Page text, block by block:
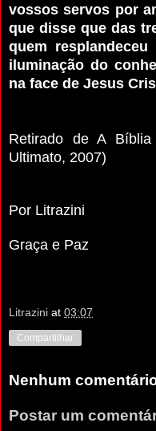
vossos servos por
que disse que das
quem
iluminação do
na face de Jesus
Retirado de A
Ultimato, 2007)
Por Litrazini
Graça e Paz
Litrazini at 03:07
Compartilhar
Nenhum
Postar um